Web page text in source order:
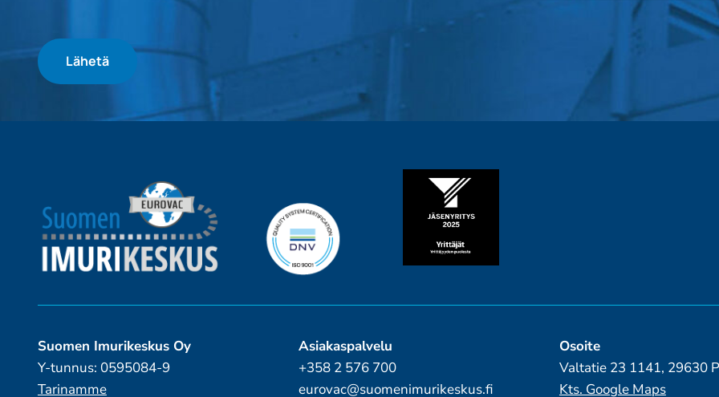
Suomen Imurikeskus Oy
Y-tunnus: 0595084-9
Tarinamme
Asiakaspalvelu
+358 2 576 700
eurovac@suomenimurikeskus.fi
Osoite
Valtatie 23 1141, 29630
Kts. Google Maps